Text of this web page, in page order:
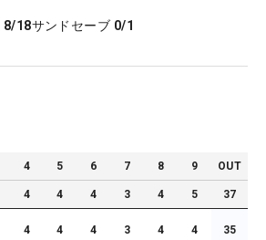
8/18サンドセーブ 0/1
4 5 6 7 8 9 OUT
4 4 4 3 4 5 37
4 4 4 3 4 4 35